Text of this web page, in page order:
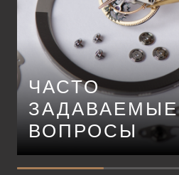
ЧАСТО
ЗАДАВАЕМЫЕ
ВОПРОСЫ